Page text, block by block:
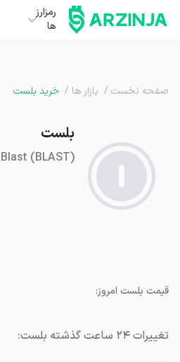
رمزارز
ها
صفحه نخست / بازار ها / خرید بلست
بلست
Blast (BLAST)
قیمت بلست امروز:
تغییرات ۲۴ ساعت گذشته بلست: